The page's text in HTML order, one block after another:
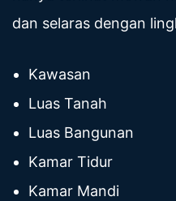
dan selaras dengan
Kawasan
Luas Tanah
Luas Bangunan
Kamar Tidur
Kamar Mandi